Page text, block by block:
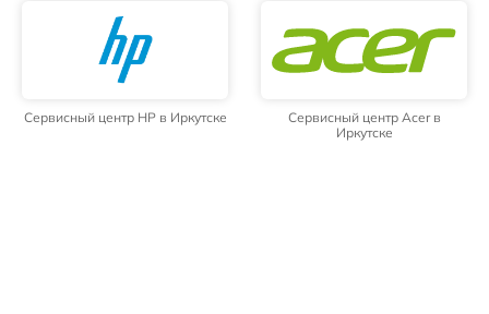
Сервисный центр HP в Иркутске
Сервисный центр Acer в
Иркутске